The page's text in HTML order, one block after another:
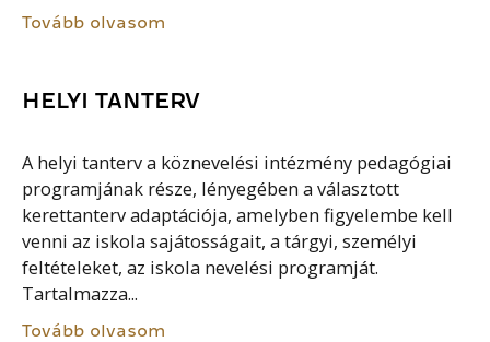
Tovább olvasom
HELYI TANTERV
A helyi tanterv a köznevelési intézmény pedagógiai
programjának része, lényegében a választott
kerettanterv adaptációja, amelyben figyelembe kell
venni az iskola sajátosságait, a tárgyi, személyi
feltételeket, az iskola nevelési programját.
Tartalmazza...
Tovább olvasom